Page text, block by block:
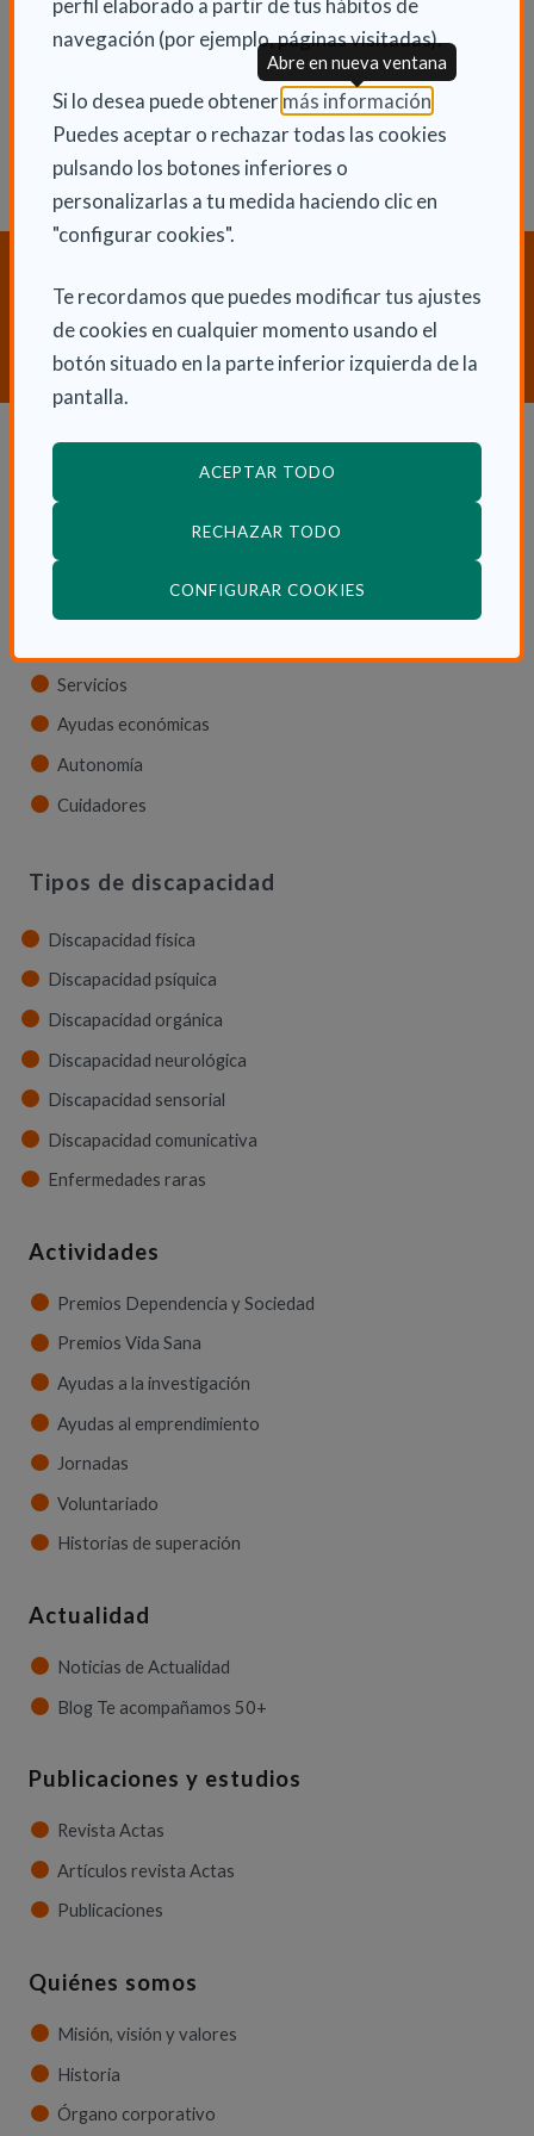
perfil elaborado a partir de tus hábitos de
navegación (por ejemplo, páginas visitadas).
Si lo desea puede obtener más información
Puedes aceptar o rechazar todas las cookies
pulsando los botones inferiores o
personalizarlas a tu medida haciendo clic en
"configurar cookies".
Te recordamos que puedes modificar tus ajustes
de cookies en cualquier momento usando el
botón situado en la parte inferior izquierda de la
pantalla.
ACEPTAR TODO
RECHAZAR TODO
CONFIGURAR COOKIES
Abre en nueva ventana
Vie 8 Noviembre 2013
Actualidad
Dependencia y Discapacidad?
CONTACTA CON NOSOTROS
Dependencia y autonomía
Dependencia en las CCAA
Servicios
Ayudas económicas
Autonomía
Cuidadores
Tipos de discapacidad
Discapacidad física
Discapacidad psíquica
Discapacidad orgánica
Discapacidad neurológica
Discapacidad sensorial
Discapacidad comunicativa
Enfermedades raras
Actividades
Premios Dependencia y Sociedad
Premios Vida Sana
Ayudas a la investigación
Ayudas al emprendimiento
Jornadas
Voluntariado
Historias de superación
Actualidad
Noticias de Actualidad
Blog Te acompañamos 50+
Publicaciones y estudios
Revista Actas
Artículos revista Actas
Publicaciones
Quiénes somos
Misión, visión y valores
Historia
Órgano corporativo